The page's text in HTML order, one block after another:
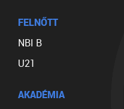
FELNŐTT
NBI B
U21
AKADÉMIA